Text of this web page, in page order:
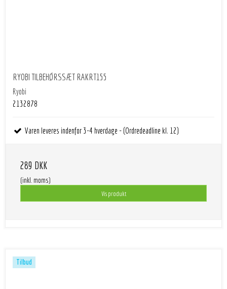
RYOBI TILBEHØRSSÆT RAKRT155
Ryobi
2132878
Varen leveres indenfor 3-4 hverdage - (Ordredeadline kl. 12)
289 DKK
(inkl. moms)
Vis produkt
Tilbud